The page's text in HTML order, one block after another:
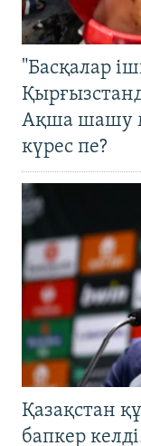
"Басқалар
Ақша шашу
күрес пе?
Қазақстан
бапкер